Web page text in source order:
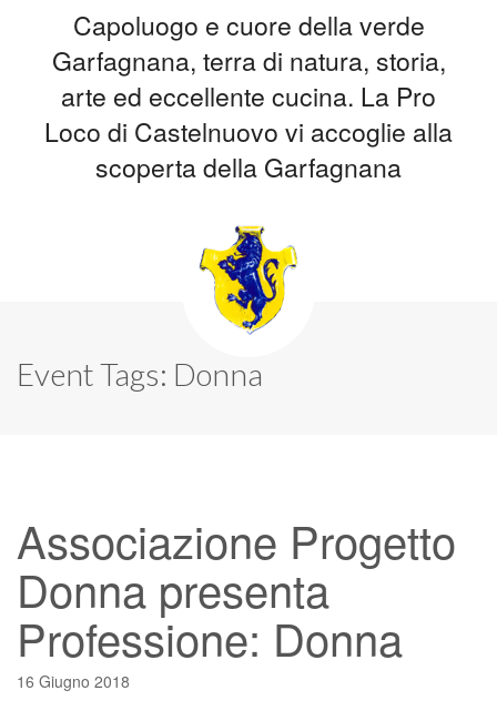
Capoluogo e cuore della verde
Garfagnana, terra di natura, storia,
arte ed eccellente cucina. La Pro
Loco di Castelnuovo vi accoglie alla
scoperta della Garfagnana
Event Tags: Donna
Associazione Progetto
Donna presenta
Professione: Donna
16 Giugno 2018